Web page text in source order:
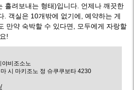
흘려보내는 형태)입니다. 언제나 깨끗한
. 객실은 10개밖에 없기에, 예약하는 게
만약 숙박할 수 있다면, 모두에게 자랑할
!
야비조소노
시 마키조노 정 슈쿠쿠보타 4230